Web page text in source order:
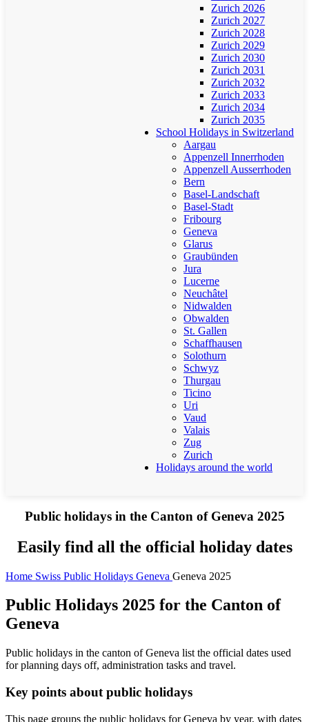
Zurich 2026
Zurich 2027
Zurich 2028
Zurich 2029
Zurich 2030
Zurich 2031
Zurich 2032
Zurich 2033
Zurich 2034
Zurich 2035
School Holidays in Switzerland
Aargau
Appenzell Innerrhoden
Appenzell Ausserrhoden
Bern
Basel-Landschaft
Basel-Stadt
Fribourg
Geneva
Glarus
Graubünden
Jura
Lucerne
Neuchâtel
Nidwalden
Obwalden
St. Gallen
Schaffhausen
Solothurn
Schwyz
Thurgau
Ticino
Uri
Vaud
Valais
Zug
Zurich
Holidays around the world
Public holidays in the Canton of Geneva 2025
Easily find all the official holiday dates
Home Swiss Public Holidays Geneva Geneva 2025
Public Holidays 2025 for the Canton of
Geneva
Public holidays in the canton of Geneva list the official dates used
for planning days off, administration tasks and travel.
Key points about public holidays
This page groups the public holidays for Geneva by year, with dates